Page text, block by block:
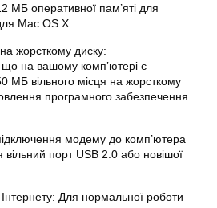
оперативної пам’яті для
Mac OS X.
жорсткому диску:
на вашому комп’ютері є
вільного місця на жорсткому
програмного забезпечення
модему до комп’ютера
вільний порт USB 2.0 або новішої
Для нормальної роботи